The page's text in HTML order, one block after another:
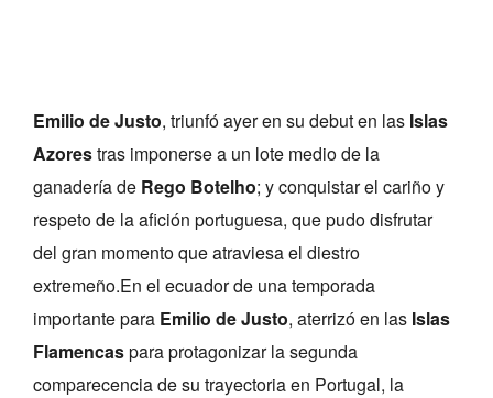
Emilio de Justo, triunfó ayer en su debut en las Islas
Azorestras imponerse a un lote medio de la
ganadería de Rego Botelho; y conquistar el cariño y
respeto de la afición portuguesa, que pudo disfrutar
del gran momento que atraviesa el diestro
extremeño.En el ecuador de una temporada
importante para Emilio de Justo, aterrizó en las Islas
Flamencaspara protagonizar la segunda
comparecencia de su trayectoria en Portugal, la